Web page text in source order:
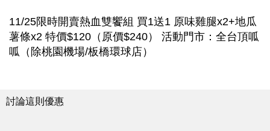
11/25限時開賣熱血雙饗組 買1送1 原味雞腿x2+地瓜
薯條x2 特價$120（原價$240） 活動門市：全台頂呱
呱（除桃園機場/板橋環球店）
討論這則優惠